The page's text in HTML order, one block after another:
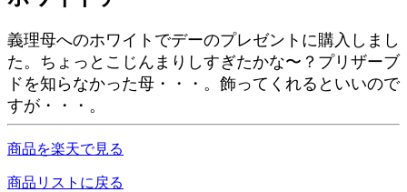
義理母へのホワイトでデーのプレゼントに購入しまし
た。ちょっとこじんまりしすぎたかな〜？プリザーブ
ドを知らなかった母・・・。飾ってくれるといいので
すが・・・。
商品を楽天で見る
商品リストに戻る